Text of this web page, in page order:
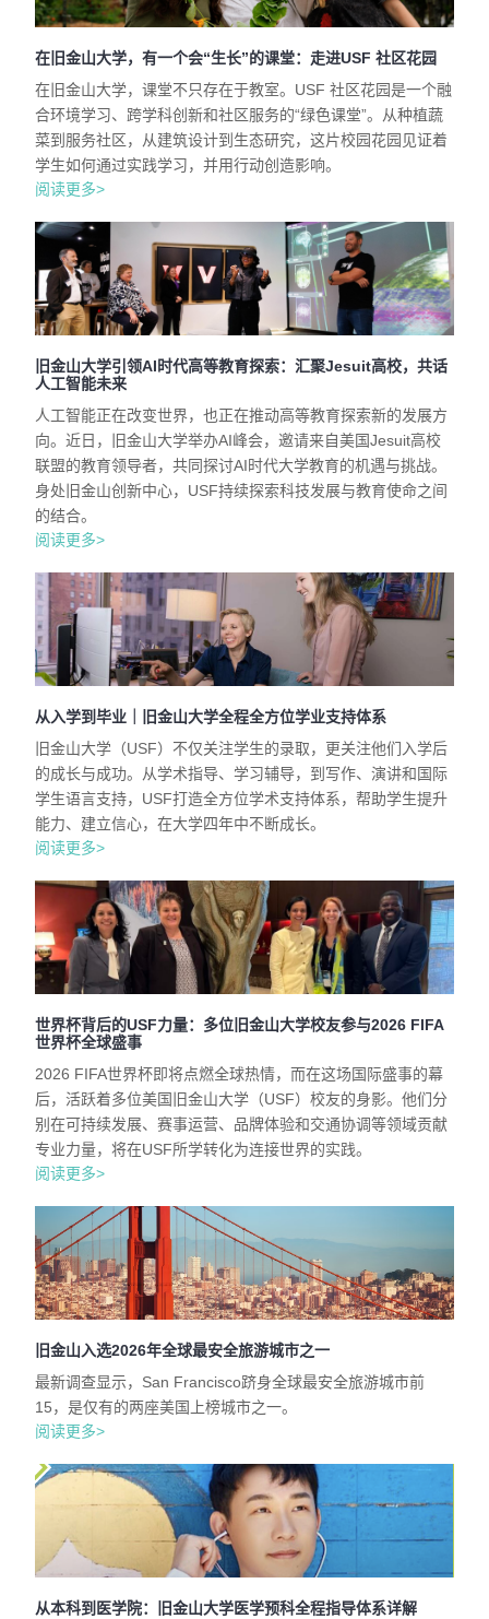
在旧金山大学，有一个会“生长”的课堂：走进USF 社区花园
在旧金山大学，课堂不只存在于教室。USF 社区花园是一个融
合环境学习、跨学科创新和社区服务的“绿色课堂”。从种植蔬
菜到服务社区，从建筑设计到生态研究，这片校园花园见证着
学生如何通过实践学习，并用行动创造影响。
阅读更多>
旧金山大学引领AI时代高等教育探索：汇聚Jesuit高校，共话
人工智能未来
人工智能正在改变世界，也正在推动高等教育探索新的发展方
向。近日，旧金山大学举办AI峰会，邀请来自美国Jesuit高校
联盟的教育领导者，共同探讨AI时代大学教育的机遇与挑战。
身处旧金山创新中心，USF持续探索科技发展与教育使命之间
的结合。
阅读更多>
从入学到毕业｜旧金山大学全程全方位学业支持体系
旧金山大学（USF）不仅关注学生的录取，更关注他们入学后
的成长与成功。从学术指导、学习辅导，到写作、演讲和国际
学生语言支持，USF打造全方位学术支持体系，帮助学生提升
能力、建立信心，在大学四年中不断成长。
阅读更多>
世界杯背后的USF力量：多位旧金山大学校友参与2026 FIFA
世界杯全球盛事
2026 FIFA世界杯即将点燃全球热情，而在这场国际盛事的幕
后，活跃着多位美国旧金山大学（USF）校友的身影。他们分
别在可持续发展、赛事运营、品牌体验和交通协调等领域贡献
专业力量，将在USF所学转化为连接世界的实践。
阅读更多>
旧金山入选2026年全球最安全旅游城市之一
最新调查显示，San Francisco跻身全球最安全旅游城市前
15，是仅有的两座美国上榜城市之一。
阅读更多>
从本科到医学院：旧金山大学医学预科全程指导体系详解